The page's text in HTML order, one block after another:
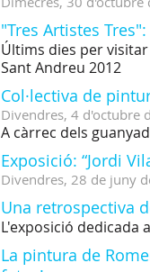
"Tres Artistes
Últims dies per
Sant Andreu 2012
Col·lectiva de
Divendres, 4 d'octubre
A càrrec dels
Exposició: “Jordi
Divendres, 28 de juny
Una retrospectiva
L'exposició dedicada
La pintura de